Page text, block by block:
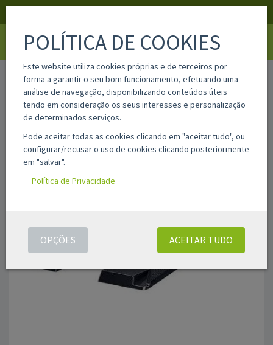
home 623605
POLÍTICA DE COOKIES
Este website utiliza cookies próprias e de terceiros por
forma a garantir o seu bom funcionamento, efetuando uma
análise de navegação, disponibilizando conteúdos úteis
tendo em consideração os seus interesses e personalização
de determinados serviços.
Pode aceitar todas as cookies clicando em "aceitar tudo", ou
configurar/recusar o uso de cookies clicando posteriormente
em "salvar".
Política de Privacidade
ACEITAR TUDO
OPÇÕES